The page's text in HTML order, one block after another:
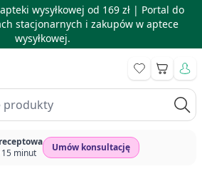
wysyłkowej od 169 zł | Portal do
stacjonarnych i zakupów w aptece
wysyłkowej.
Koszyk
minut
Umów konsultację